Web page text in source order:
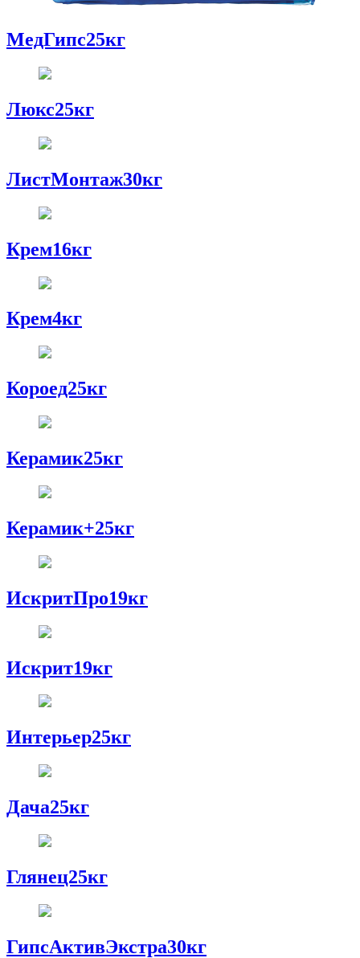
МедГипс25кг
Люкс25кг
ЛистМонтаж30кг
Крем16кг
Крем4кг
Короед25кг
Керамик25кг
Керамик+25кг
ИскритПро19кг
Искрит19кг
Интерьер25кг
Дача25кг
Глянец25кг
ГипсАктивЭкстра30кг